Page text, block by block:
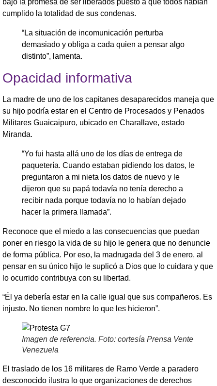
bajo la promesa de ser liberados puesto a que todos habían
cumplido la totalidad de sus condenas.
“La situación de incomunicación perturba
demasiado y obliga a cada quien a pensar algo
distinto”, lamenta.
Opacidad informativa
La madre de uno de los capitanes desaparecidos maneja que
su hijo podría estar en el Centro de Procesados y Penados
Militares Guaicaipuro, ubicado en Charallave, estado
Miranda.
“Yo fui hasta allá uno de los días de entrega de
paquetería. Cuando estaban pidiendo los datos, le
preguntaron a mi nieta los datos de nuevo y le
dijeron que su papá todavía no tenía derecho a
recibir nada porque todavía no lo habían dejado
hacer la primera llamada”.
Reconoce que el miedo a las consecuencias que puedan
poner en riesgo la vida de su hijo le genera que no denuncie
de forma pública. Por eso, la madrugada del 3 de enero, al
pensar en su único hijo le suplicó a Dios que lo cuidara y que
lo ocurrido contribuya con su libertad.
“Él ya debería estar en la calle igual que sus compañeros. Es
injusto. No tienen nombre lo que les hicieron”.
Imagen de referencia. Foto: cortesía Prensa Vente
Venezuela
El traslado de los 16 militares de Ramo Verde a paradero
desconocido ilustra lo que organizaciones de derechos